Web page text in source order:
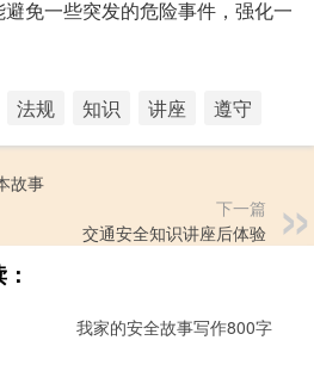
免一些突发的危险事件，强化一
法规 知识 讲座 遵守
故事
下一篇
交通安全知识讲座后体验
我家的安全故事写作800字